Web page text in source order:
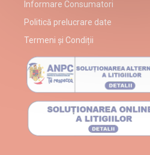
Informare Consumatori
Politică prelucrare date
Termeni și Condiții